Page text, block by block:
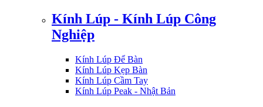
Kính Lúp - Kính Lúp Công
Nghiệp
Kính Lúp Để Bàn
Kính Lúp Kẹp Bàn
Kính Lúp Cầm Tay
Kính Lúp Peak - Nhật Bản